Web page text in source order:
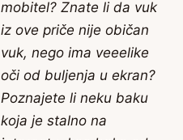
mobitel? Znate li da vuk
iz ove priče nije običan
vuk, nego ima veeelike
oči od buljenja u ekran?
Poznajete li neku baku
koja je stalno na